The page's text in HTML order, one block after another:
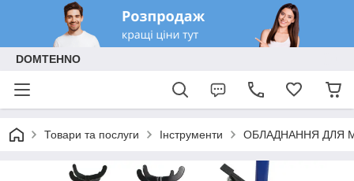
DOMTEHNO
Товари та послуги Інструменти ОБЛАДНАННЯ ДЛЯ